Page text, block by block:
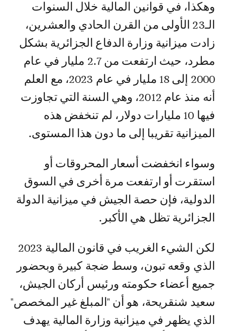
وهكذا، في قوانين المالية خلال السنوات
الـ23 الأولى من القرن الحادي والعشرين،
زادت ميزانية وزارة الدفاع الجزائرية بشكل
مطرد، حيث ارتفعت من 2.7 مليار في عام
2000 إلى 18 مليار في عام 2023، مع العلم
أنه منذ عام 2012، وهي السنة التي تجاوزت
فيها 10 مليارات دولار، لم تنخفض هذه
الميزانية تقريبا إلى ما دون هذا المستوى.
وسواء انخفضت أسعار المحروقات أو
استقرت أو ارتفعت مرة أخرى في السوق
الدولية، فإن حصة الجيش في ميزانية الدولة
الجزائرية تظل هي الأكبر.
لكن الشيء الغريب في قانون المالية 2023
الذي وقعه تبون، وسط ضجة كبيرة وبحضور
جميع أعضاء حكومته ورئيس أركان الجيش،
سعيد شنقريحة، هو أن "المبلغ غير المخصص"
الذي يظهر في ميزانية وزارة المالية يهدف